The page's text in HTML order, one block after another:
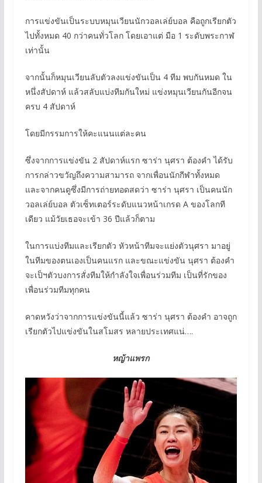
การแข่งขันเป็นระบบหมุนเวียนนักวอลเล่ย์บอล คือถูกเรียกตัว
ไปทั้งหมด 40 กว่าคนทั่วโลก โดยเอาแต่ มือ 1 ระดับพระกาฬ
เท่านั้น
จากนั้นก็หมุนเวียนลับตัวลงแข่งขันเป็น 4 ทีม พบกันหมด ใน
หนึ่งสัปดาห์ แล้วสลับแบ่งทีมกันใหม่ แข่งหมุนเวียนกันอีกจน
ครบ 4 สัปดาห์
โดยมีกรรมการให้คะแนนแต่ละคน
ซึ่งจากการแข่งขัน 2 สัปดาห์แรก ซาร่า นุศรา ต้องคำ ได้รับ
การกล่าวขวัญถึงความสามารถ จากเพื่อนนักกีฬาทั้งหมด
และจากคนดูซึ่งมีการถ่ายทอดสดว่า ซาร่า นุศรา เป็นคนนัก
วอลเล่ย์บอล ตัวเซ็ทเตอร์ระดับแนวหน้าเกรด A ของโลกที
เดียว แม้วัยเธอจะเข้า 36 ปีแล้วก็ตาม
ในการแบ่งทีมและเรียกตัว หัวหน้าทีมจะแย่งตัวนุศรา มาอยู่
ในทีมของตนเองเป็นคนแรก และขณะแข่งขัน นุศรา ต้องคำ
จะเป็ฯตัวบงการสั่งทีมให้กำลังใจเพื่อนร่วมทีม เป็นที่รักของ
เพื่อนร่วมทีมทุกคน
คาดหวังว่าจากการแข่งขันนี้แล้ว ซาร่า นุศรา ต้องคำ อาจถูก
เรียกตัวไปแข่งขันในสโมสร หลายประเทศแน่….
หญ้าแพรก